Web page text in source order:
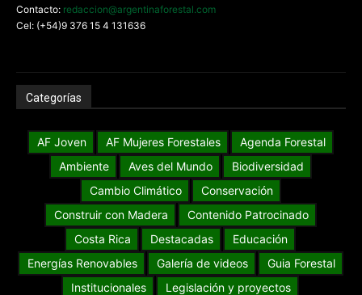
Contacto: redaccion@argentinaforestal.com
Cel: (+54)9 376 15 4 131636
Categorías
AF Joven AF Mujeres Forestales
Agenda Forestal
Ambiente
Aves del Mundo
Biodiversidad
Cambio Climático
Conservación
Construir con Madera
Contenido Patrocinado
Costa Rica
Destacadas
Educación
Energías Renovables
Galería de videos
Guia Forestal
Institucionales
Legislación y proyectos